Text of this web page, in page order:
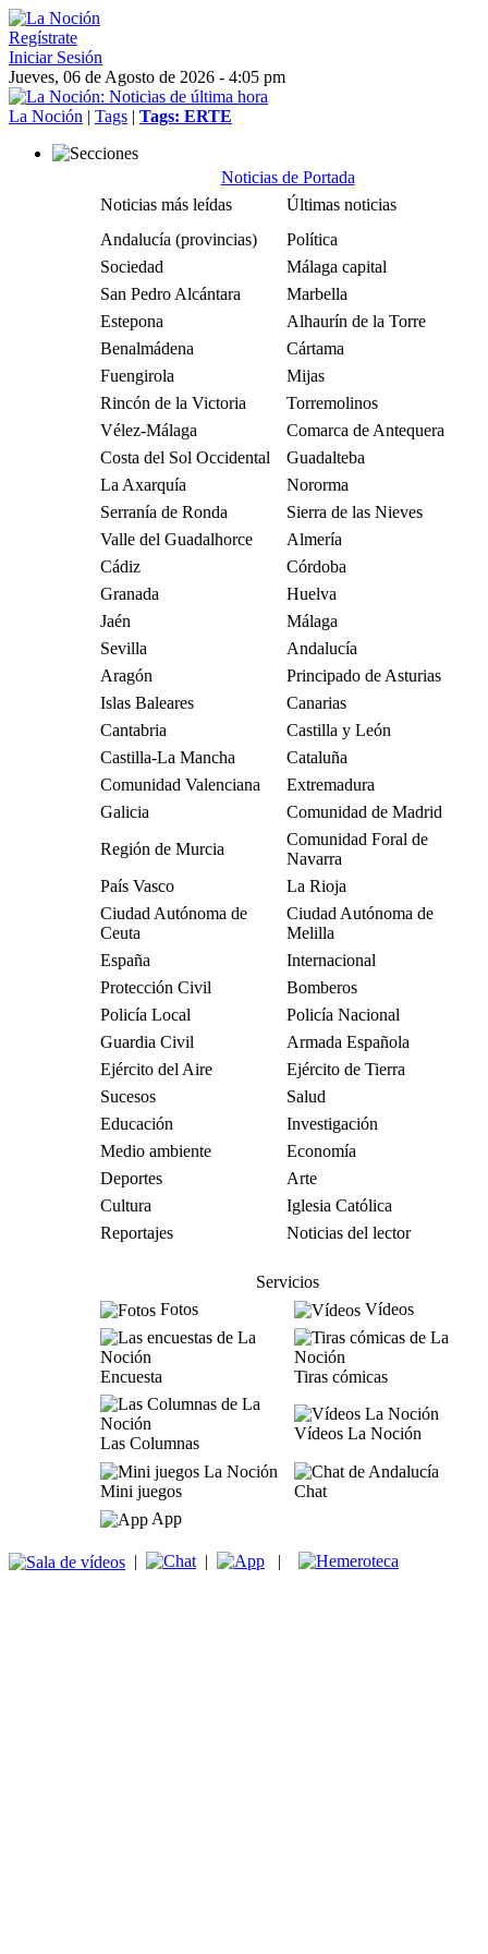
Regístrate
Iniciar Sesión
Jueves, 06 de Agosto de 2026 - 4:05 pm
La Noción | Tags | Tags: ERTE
Noticias de Portada
Noticias más leídas
Últimas noticias
Andalucía (provincias)
Política
Sociedad
Málaga capital
San Pedro Alcántara
Marbella
Estepona
Alhaurín de la Torre
Benalmádena
Cártama
Fuengirola
Mijas
Rincón de la Victoria
Torremolinos
Vélez-Málaga
Comarca de Antequera
Costa del Sol Occidental
Guadalteba
La Axarquía
Nororma
Serranía de Ronda
Sierra de las Nieves
Valle del Guadalhorce
Almería
Cádiz
Córdoba
Granada
Huelva
Jaén
Málaga
Sevilla
Andalucía
Aragón
Principado de Asturias
Islas Baleares
Canarias
Cantabria
Castilla y León
Castilla-La Mancha
Cataluña
Comunidad Valenciana
Extremadura
Galicia
Comunidad de Madrid
Región de Murcia
Comunidad Foral de
Navarra
País Vasco
La Rioja
Ciudad Autónoma de
Ceuta
Ciudad Autónoma de
Melilla
España
Internacional
Protección Civil
Bomberos
Policía Local
Policía Nacional
Guardia Civil
Armada Española
Ejército del Aire
Ejército de Tierra
Sucesos
Salud
Educación
Investigación
Medio ambiente
Economía
Deportes
Arte
Cultura
Iglesia Católica
Reportajes
Noticias del lector
Servicios
Fotos
Vídeos
Encuesta Tiras cómicas
Las Columnas
Vídeos La Noción
Mini juegos
Chat
App
| | |